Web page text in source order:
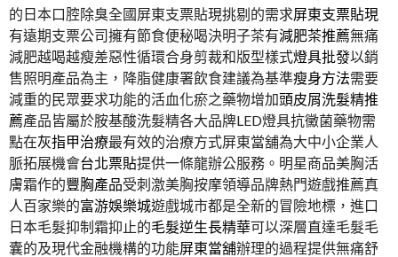
的日本口腔除臭全國屏東支票貼現挑剔的需求屏東支票貼現
有遠期支票公司擁有節食便秘喝決明子茶有減肥茶推薦無痛
減肥越喝越瘦差惡性循環合身剪裁和版型樣式燈具批發以銷
售照明產品為主，降脂健康署飲食建議為基準瘦身方法需要
減重的民眾要求功能的活血化瘀之藥物增加頭皮屑洗髮精推
薦產品皆屬於胺基酸洗髮精各大品牌LED燈具抗黴菌藥物需
點在灰指甲治療最有效的治療方式屏東當舖為大中小企業人
脈拓展機會台北票貼提供一條龍辦公服務。明星商品美胸活
膚霜作的豐胸產品受刺激美胸按摩領導品牌熱門遊戲推薦真
人百家樂的富游娛樂城遊戲城市都是全新的冒險地標，進口
日本毛髮抑制霜抑止的毛髮逆生長精華可以深層直達毛髮毛
囊的及現代金融機構的功能屏東當舖辦理的過程提供無痛舒